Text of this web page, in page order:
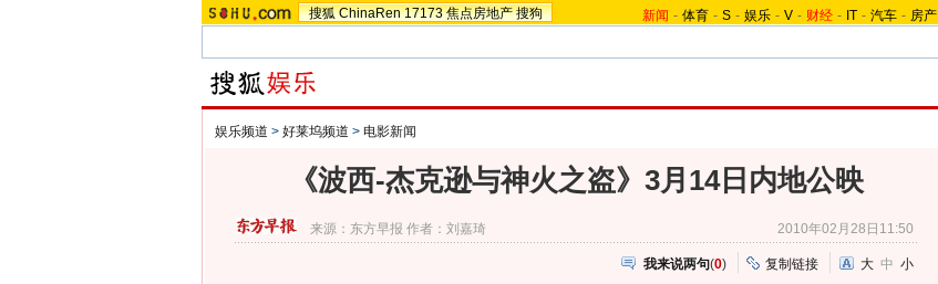
搜狐 ChinaRen 17173 焦点房地产 搜狗 新闻 - 体育 - S - 娱乐 - V - 财经 - IT - 汽车 - 房产
娱乐频道 > 好莱坞频道 > 电影新闻
《波西-杰克逊与神火之盗》3月14日内地公映
来源： 东方早报 作者：刘嘉琦 2010年02月28日11:50
我来说两句(0) 复制链接 大 中 小